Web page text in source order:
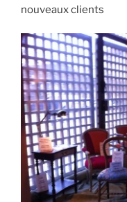
nouveaux clients